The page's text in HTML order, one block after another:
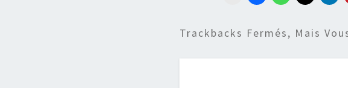
Trackbacks Fermés, Mais